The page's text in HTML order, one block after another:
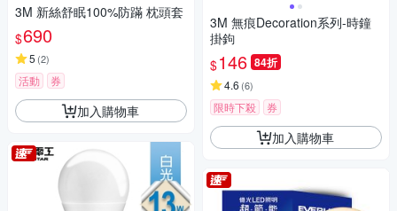
3M 新絲舒眠100%防蹣 枕頭套
$690
5 (2)
活動 券
加入購物車
3M 無痕Decoration系列-時鐘
掛鉤
$146 84折
4.6 (6)
限時下殺 券
加入購物車